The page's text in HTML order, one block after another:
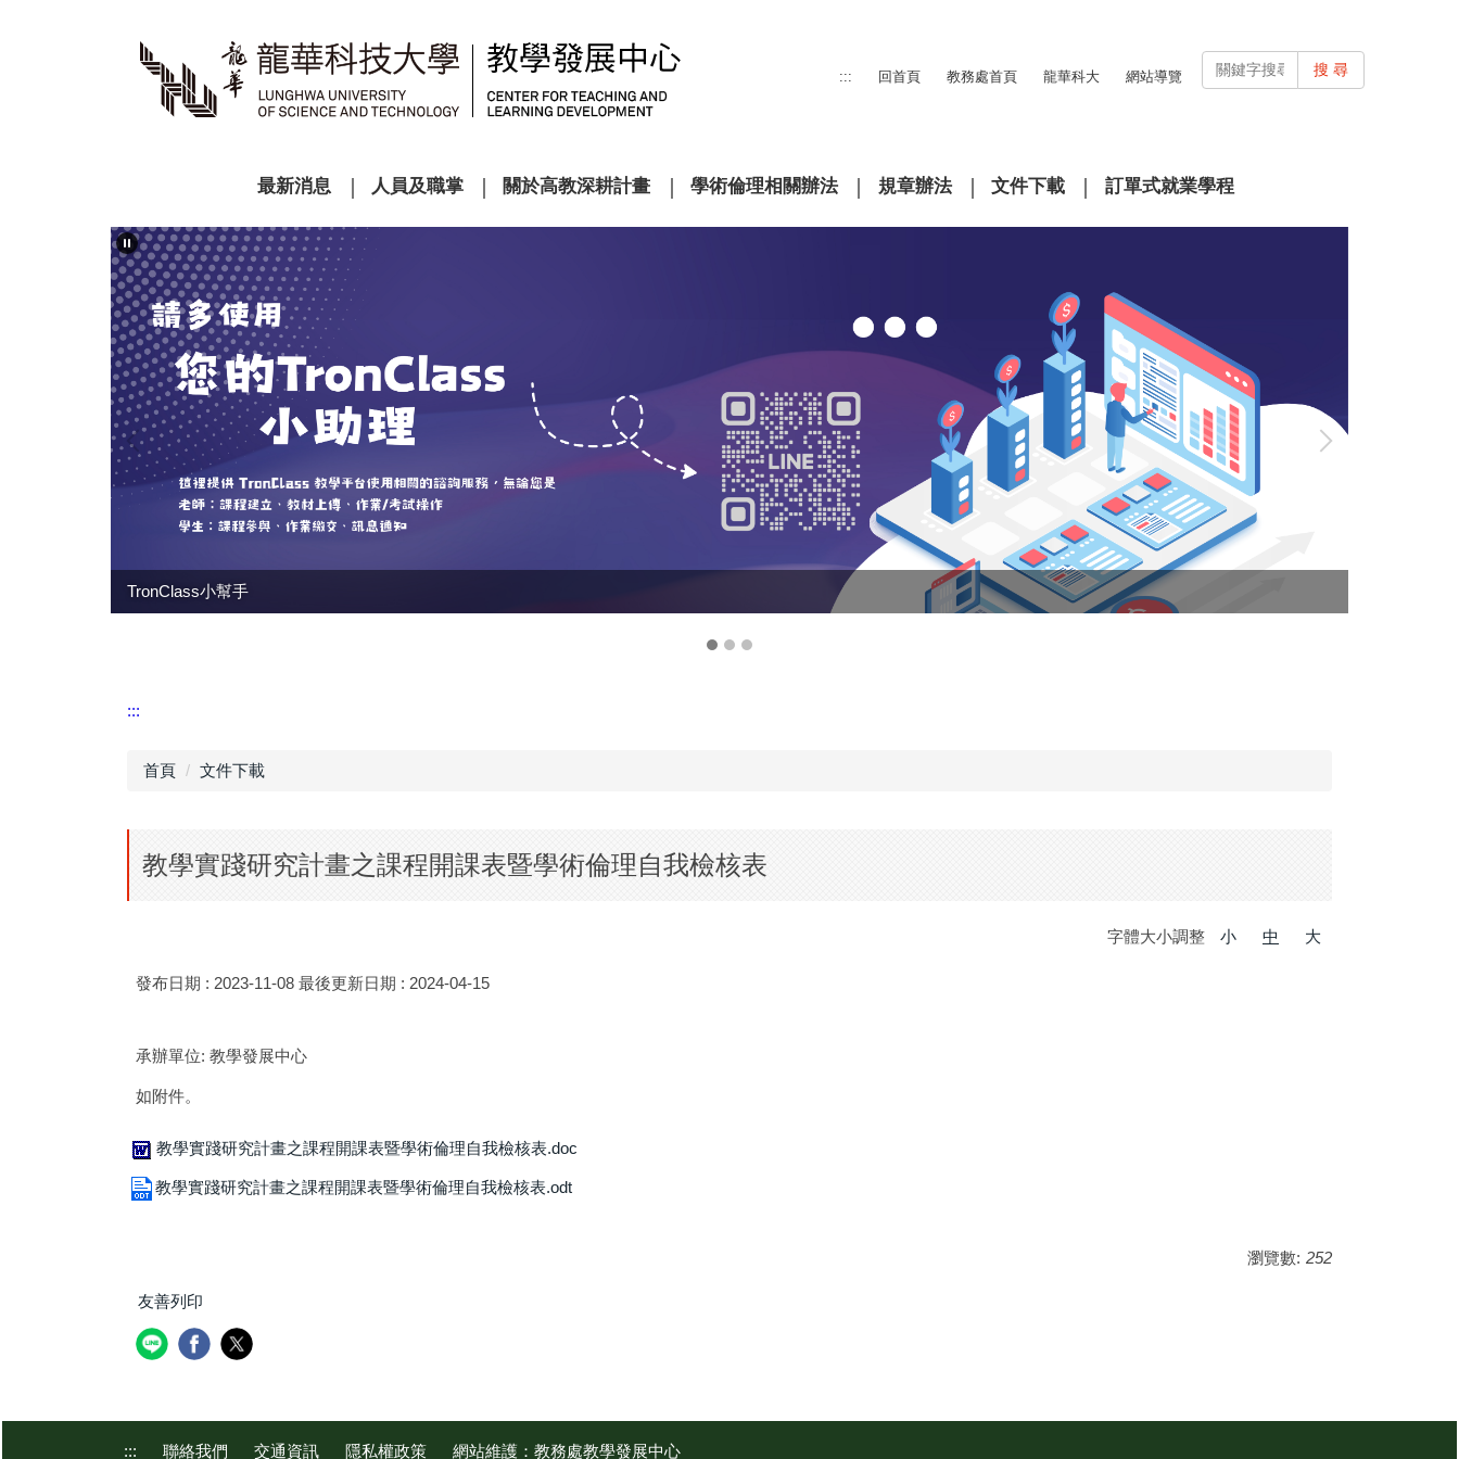
::: 回首頁 教務處首頁 龍華科大 網站導覽 搜 尋
最新消息 人員及職掌 關於高教深耕計畫 學術倫理相關辦法 規章辦法 文件下載 訂單式就業學程
TronClass小幫手
:::
首頁 文件下載
教學實踐研究計畫之課程開課表暨學術倫理自我檢核表
字體大小調整 小 中 大
發布日期 : 2023-11-08 最後更新日期 : 2024-04-15
承辦單位: 教學發展中心
如附件。
教學實踐研究計畫之課程開課表暨學術倫理自我檢核表.doc
教學實踐研究計畫之課程開課表暨學術倫理自我檢核表.odt
瀏覽數: 252
友善列印
::: 聯絡我們 交通資訊 隱私權政策 網站維護：教務處教學發展中心